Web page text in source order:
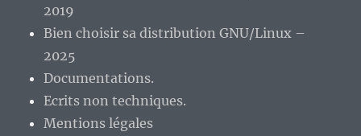
2019
Bien choisir sa distribution GNU/Linux –
2025
Documentations.
Ecrits non techniques.
Mentions légales